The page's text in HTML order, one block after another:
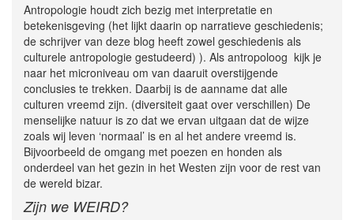
Antropologie houdt zich bezig met interpretatie en
betekenisgeving (het lijkt daarin op narratieve geschiedenis;
de schrijver van deze blog heeft zowel geschiedenis als
culturele antropologie gestudeerd) ). Als antropoloog kijk je
naar het microniveau om van daaruit overstijgende
conclusies te trekken. Daarbij is de aanname dat alle
culturen vreemd zijn. (diversiteit gaat over verschillen) De
menselijke natuur is zo dat we ervan uitgaan dat de wijze
zoals wij leven ‘normaal’ is en al het andere vreemd is.
Bijvoorbeeld de omgang met poezen en honden als
onderdeel van het gezin in het Westen zijn voor de rest van
de wereld bizar.
Zijn we WEIRD?